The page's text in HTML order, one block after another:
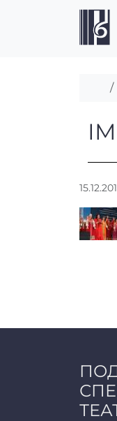
Перейти к
Перейти к футеру